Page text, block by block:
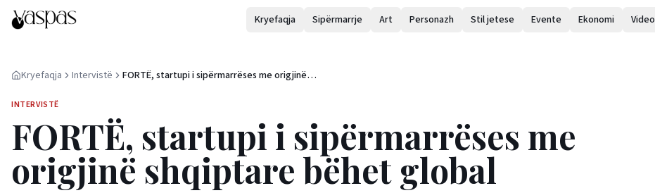
Kryefaqja Sipërmarrje Art Personazh Stil jetese Evente Ekonomi Video
Kryefaqja Intervistë
FORTË, startupi i sipërmarrëses me origjinë
INTERVISTË
FORTË, startupi i sipërmarrëses me
origjinë shqiptare bëhet global